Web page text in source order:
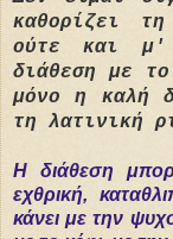
καθορίζει
ούτε και μ'
διάθεση με
μόνο η καλή
τη λατινική
Η διάθεση
εχθρική,
κάνει με την